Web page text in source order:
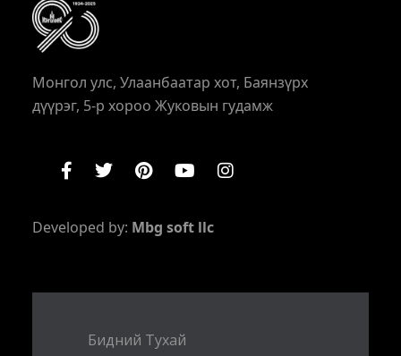
Монгол улс, Улаанбаатар хот, Баянзүрх
дүүрэг, 5-р хороо Жуковын гудамж
Developed by: Mbg soft llc
Бидний Тухай